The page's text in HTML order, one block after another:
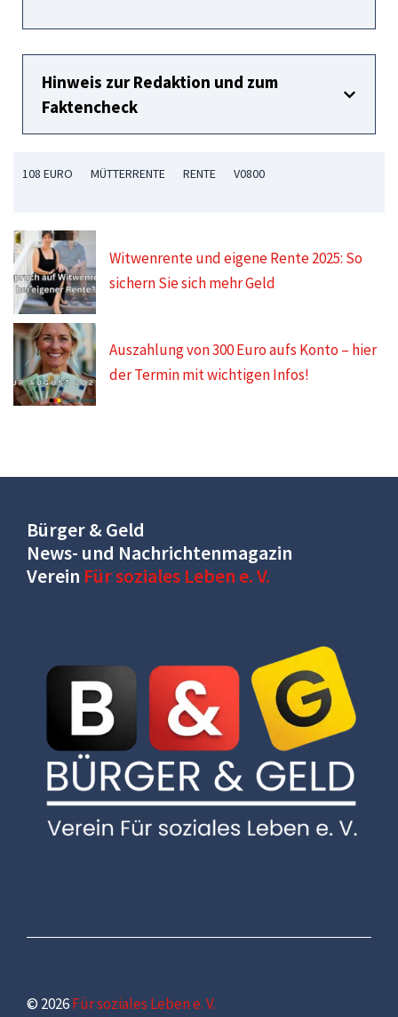
Hinweis zur Redaktion und zum
Faktencheck
108 EURO MÜTTERRENTE RENTE V0800
Witwenrente und eigene Rente 2025: So
sichern Sie sich mehr Geld
Auszahlung von 300 Euro aufs Konto – hier
der Termin mit wichtigen Infos!
Bürger & Geld
News- und Nachrichtenmagazin
Verein Für soziales Leben e. V.
© 2026Für soziales Leben e. V.